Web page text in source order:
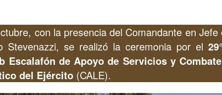
con la presencia del Comandante en
Stevenazzi, se realizó la ceremonia por el
Escalafón de Apoyo de Servicios y
del Ejército(CALE).